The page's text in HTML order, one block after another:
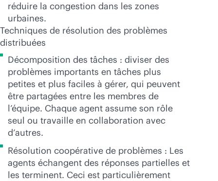
réduire la congestion dans les zones
urbaines.
Techniques de résolution des problèmes
distribuées
Décomposition des tâches : diviser des
problèmes importants en tâches plus
petites et plus faciles à gérer, qui peuvent
être partagées entre les membres de
l’équipe. Chaque agent assume son rôle
seul ou travaille en collaboration avec
d’autres.
Résolution coopérative de problèmes : Les
agents échangent des réponses partielles et
les terminent. Ceci est particulièrement